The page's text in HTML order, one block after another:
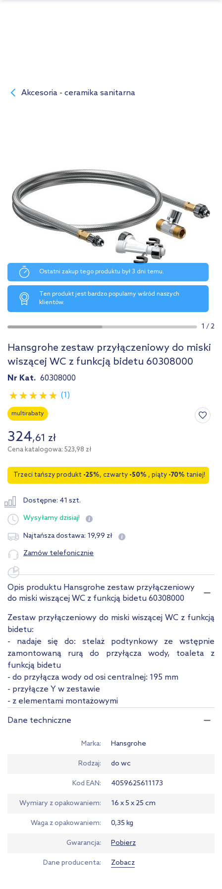
Akcesoria - ceramika sanitarna
Ostatni zakup tego produktu był 3 dni temu.
Ten produkt jest bardzo popularny wśród naszych
klientów.
1 /2
Hansgrohe zestaw przyłączeniowy do miski
wiszącej WC z funkcją bidetu 60308000
Nr Kat. 60308000
(1)
multirabaty
324,61 zł
Cena katalogowa: 523,98 zł
Trzeci tańszy produkt -25%, czwarty -50% , piąty -70% taniej!
Dostępne: 41 szt.
Wysyłamydzisiaj!
Najtańsza dostawa: 19,99 zł
Zamów telefonicznie
Opis produktu Hansgrohe zestaw przyłączeniowy
do miski wiszącej WC z funkcją bidetu 60308000
Zestaw przyłączeniowy do miski wiszącej WC z funkcją
bidetu:
- nadaje się do: stelaż podtynkowy ze wstępnie
zamontowaną rurą do przyłącza wody, toaleta z
funkcją bidetu
- do przyłącza wody od osi centralnej: 195 mm
- przyłącze Y w zestawie
- z elementami montażowymi
Dane techniczne
Marka Hansgrohe
Rodzaj do wc
Kod EAN 4059625611173
Wymiary z opakowaniem 16 x 5 x 25 cm
Waga z opakowaniem 0,35 kg
Gwarancja Pobierz
Dane producenta Zobacz